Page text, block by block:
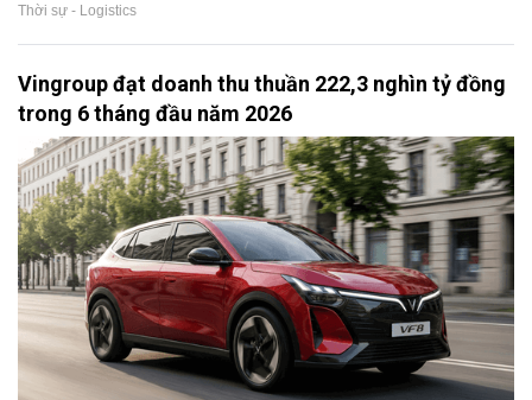
Thời sự - Logistics
Vingroup đạt doanh thu thuần 222,3 nghìn tỷ đồng
trong 6 tháng đầu năm 2026